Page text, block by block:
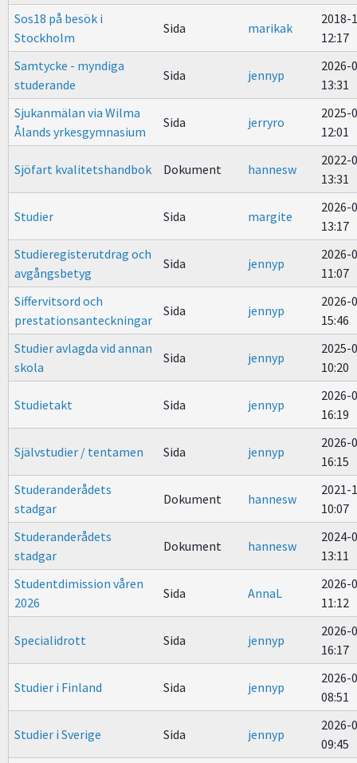
Sos18 på besök i
Stockholm
Sida marikak
2018-
12:17
Samtycke - myndiga
studerande
Sida jennyp
2026-
13:31
Sjukanmälan via Wilma
Ålands yrkesgymnasium
Sida jerryro
2025-
12:01
Sjöfart kvalitetshandbok Dokument hannesw
2022-
13:31
Studier Sida margite
2026-
13:17
Studieregisterutdrag och
avgångsbetyg
Sida jennyp
2026-
11:07
Siffervitsord och
prestationsanteckningar
Sida jennyp
2026-
15:46
Studier avlagda vid annan
skola
Sida jennyp
2025-
10:20
Studietakt Sida jennyp
2026-
16:19
Självstudier / tentamen Sida jennyp
2026-
16:15
Studeranderådets
stadgar
Dokument hannesw
2021-
10:07
Studeranderådets
stadgar
Dokument hannesw
2024-
13:11
Studentdimission våren
2026
Sida AnnaL
2026-
11:12
Specialidrott Sida jennyp
2026-
16:17
Studier i Finland Sida jennyp
2026-
08:51
Studier i Sverige Sida jennyp
2026-
09:45